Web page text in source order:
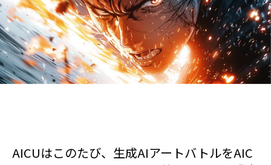
AICUはこのたび、生成AIアートバトルをAIC